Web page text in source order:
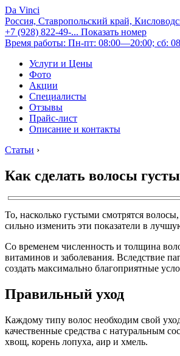
Da Vinci
Россия, Ставропольский край,
+7 (928) 822-49-... Показать номер
Время работы: Пн-пт: 08:00—20:00; сб:
Услуги и Цены
Фото
Акции
Специалисты
Отзывы
Прайс-лист
Описание и контакты
Статьи ›
Как сделать волосы
То, насколько густыми смотрятся
сильно изменить эти показатели в
Со временем численность и толщина
витаминов и заболевания. Вследствие
создать максимально благоприятные
Правильный уход
Каждому типу волос необходим свой
качественные средства с натуральным
хвощ, корень лопуха, аир и хмель.